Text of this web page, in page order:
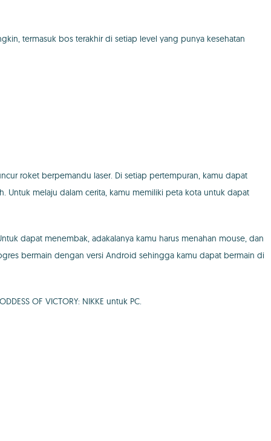
termasuk bos terakhir di setiap level yang punya kesehatan
roket berpemandu laser. Di setiap pertempuran, kamu dapat
Untuk melaju dalam cerita, kamu memiliki peta kota untuk dapat
dapat menembak, adakalanya kamu harus menahan mouse, dan
bermain dengan versi Android sehingga kamu dapat bermain di
OF VICTORY: NIKKE untuk PC.